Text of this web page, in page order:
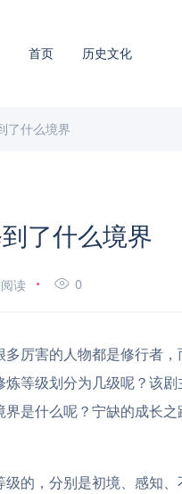
首页 历史文化
了什么境界
了什么境界
读 0
厉害的人物都是修行者
等级划分为几级呢？该
是什么呢？宁缺的成长
级的，分别是初境、感知